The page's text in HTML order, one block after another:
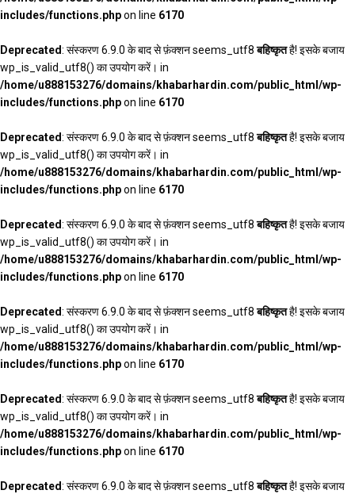
includes/functions.phpon line 6170
Deprecated: संस्करण 6.9.0 के बाद से फ़ंक्शन seems_utf8बहिष्कृतहै! इसके बजाय
wp_is_valid_utf8() का उपयोग करें। in
/home/u888153276/domains/khabarhardin.com/public_html/wp-
includes/functions.phpon line 6170
Deprecated: संस्करण 6.9.0 के बाद से फ़ंक्शन seems_utf8बहिष्कृतहै! इसके बजाय
wp_is_valid_utf8() का उपयोग करें। in
/home/u888153276/domains/khabarhardin.com/public_html/wp-
includes/functions.phpon line 6170
Deprecated: संस्करण 6.9.0 के बाद से फ़ंक्शन seems_utf8बहिष्कृतहै! इसके बजाय
wp_is_valid_utf8() का उपयोग करें। in
/home/u888153276/domains/khabarhardin.com/public_html/wp-
includes/functions.phpon line 6170
Deprecated: संस्करण 6.9.0 के बाद से फ़ंक्शन seems_utf8बहिष्कृतहै! इसके बजाय
wp_is_valid_utf8() का उपयोग करें। in
/home/u888153276/domains/khabarhardin.com/public_html/wp-
includes/functions.phpon line 6170
Deprecated: संस्करण 6.9.0 के बाद से फ़ंक्शन seems_utf8बहिष्कृतहै! इसके बजाय
wp_is_valid_utf8() का उपयोग करें। in
/home/u888153276/domains/khabarhardin.com/public_html/wp-
includes/functions.phpon line 6170
Deprecated: संस्करण 6.9.0 के बाद से फ़ंक्शन seems_utf8बहिष्कृतहै! इसके बजाय